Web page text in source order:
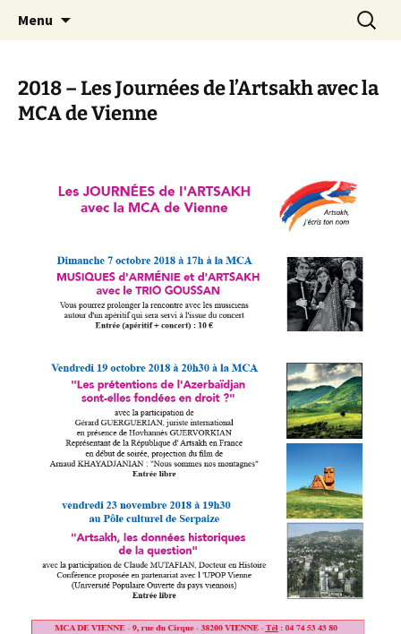
MCA Vienne
Le site de la Maison de la Culture
Arménienne de Vienne
Menu
2018 – Les Journées de l’Artsakh avec la
MCA de Vienne